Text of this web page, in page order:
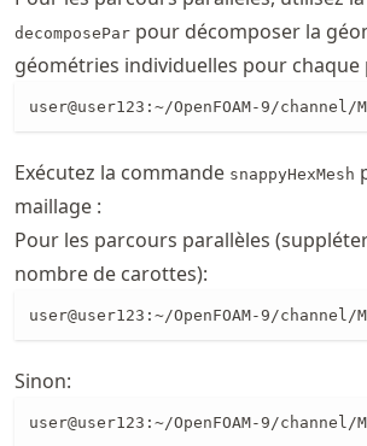
decomposePar pour décomposer la
géométries individuelles pour chaque
user@user123:~/OpenFOAM-9/channel/
Exécutez la commande snappyHexMesh
maillage :
Pour les parcours parallèles (suppléter
nombre de carottes):
user@user123:~/OpenFOAM-9/
Sinon:
user@user123:~/OpenFOAM-9/channel/